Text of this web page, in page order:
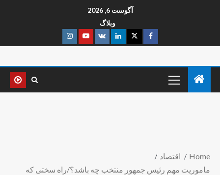
آگوست 6, 2026
وبلاگ
Home
اقتصاد
ماموریت مهم رئیس جمهور منتخب چه باشد؟/راه سختی که